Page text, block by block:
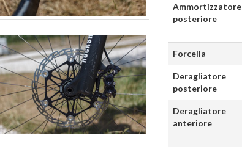
Ammortizzatore
posteriore
Forcella
Deragliatore
posteriore
Deragliatore
anteriore